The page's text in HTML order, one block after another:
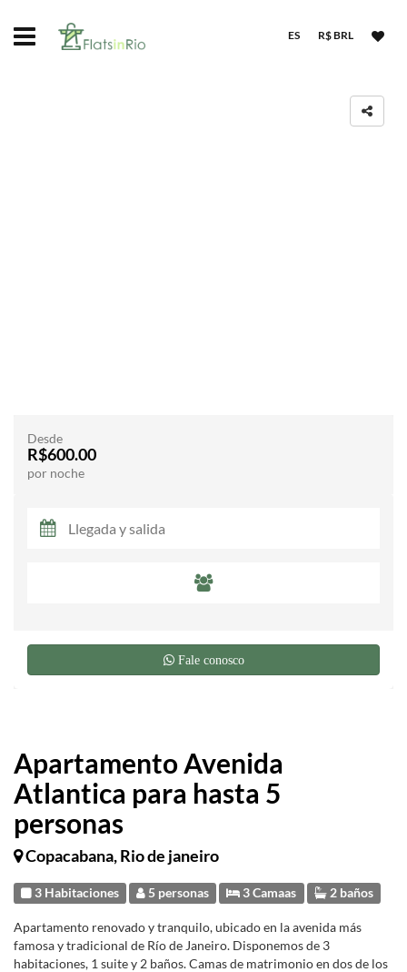
ES R$ BRL
Apartamento Avenida
Atlantica para hasta 5
personas
Copacabana, Rio de janeiro
3 Habitaciones 5 personas 3 Camaas 2 baños
Apartamento renovado y tranquilo, ubicado en la avenida más
famosa y tradicional de Río de Janeiro. Disponemos de 3
habitaciones, 1 suite y 2 baños. Camas de matrimonio en dos de los
Desde
R$600.00
por noche
Fale conosco